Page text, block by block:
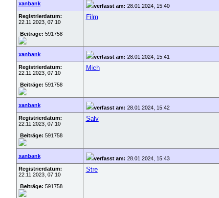
xanbank verfasst am: 28.01.2024, 15:40
Registrierdatum:
22.11.2023, 07:10
Beiträge: 591758
Film
xanbank verfasst am: 28.01.2024, 15:41
Registrierdatum:
22.11.2023, 07:10
Beiträge: 591758
Mich
xanbank verfasst am: 28.01.2024, 15:42
Registrierdatum:
22.11.2023, 07:10
Beiträge: 591758
Salv
xanbank verfasst am: 28.01.2024, 15:43
Registrierdatum:
22.11.2023, 07:10
Beiträge: 591758
Stre